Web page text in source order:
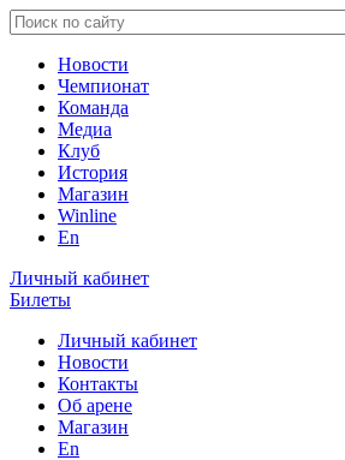
Новости
Чемпионат
Команда
Медиа
Клуб
История
Магазин
Winline
En
Личный кабинет
Билеты
Личный кабинет
Новости
Контакты
Об арене
Магазин
En